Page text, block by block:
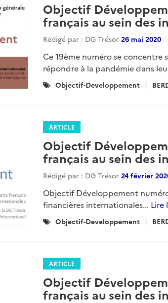
Objectif
français au sein des
Rédigé par : DG Trésor 26 mai 2020
Ce 19ème numéro se concentre
répondre à la pandémie dans
Catégories
Objectif-Developpement
ARTICLE
Objectif
français au sein des
Rédigé par : DG Trésor 24 février
Objectif Développement
financières internationales... Lire
Catégories
Objectif-Developpement
ARTICLE
Objectif
français au sein des